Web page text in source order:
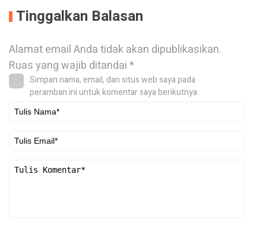
Tinggalkan Balasan
Alamat email Anda tidak akan dipublikasikan.
Ruas yang wajib ditandai*
Simpan nama, email, dan situs web saya pada
peramban ini untuk komentar saya berikutnya.